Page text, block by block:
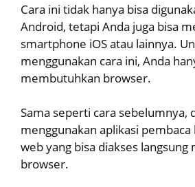
Cara ini tidak hanya bisa
Android, tetapi Anda juga bisa
smartphone iOS atau lainnya.
menggunakan cara ini, Anda
membutuhkan browser.
Sama seperti cara sebelumnya,
menggunakan aplikasi
web yang bisa diakses langsung
browser.